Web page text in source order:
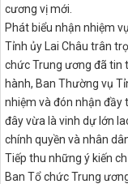
cương vị mới.
Phát biểu nhận nhiệm
Tỉnh ủy Lai Châu trân
chức Trung ương đã tin
hành, Ban Thường vụ
nhiệm và đón nhận đầy
đây vừa là vinh dự lớn
chính quyền và nhân
Tiếp thu những ý kiến
Ban Tổ chức Trung